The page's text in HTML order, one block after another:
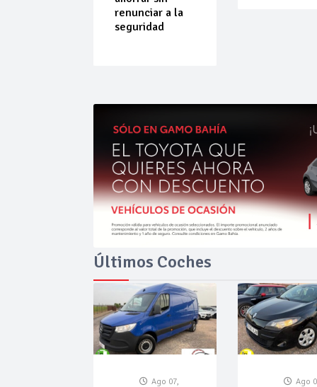
renunciar a la
seguridad
Últimos Coches
Ago 07,
Ago